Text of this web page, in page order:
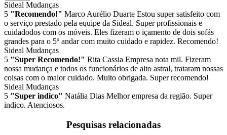
Sideal Mudanças
5 "Recomendo!" Marco Aurélio Duarte Estou super satisfeito com
o serviço prestado pela equipe da Sideal. Super profissionais e
cuidadodos com os móveis. Eles fizeram o içamento de dois sofás
grandes para o 5º andar com muito cuidado e rapidez. Recomendo!
Sideal Mudanças
5 "Super Recomendo!" Rita Cassia Empresa nota mil. Fizeram
nossa mudança e todos os funcionários de alto astral, trataram nossas
coisas com o maior cuidado. Muito obrigada. Super recomendo!
Sideal Mudanças
5 "Super indico" Natália Dias Melhor empresa da região. Super
indico. Atenciosos.
Pesquisas relacionadas